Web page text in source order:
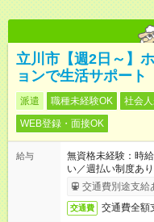
立川市【週2日～】
ョンで生活サポート
派遣 職種未経験OK 社会
WEB登録・面接OK
給与
無資格未経験：
い／週払い制度あ
完了次第のお支払
交通費別途支給
交通費 交通費全